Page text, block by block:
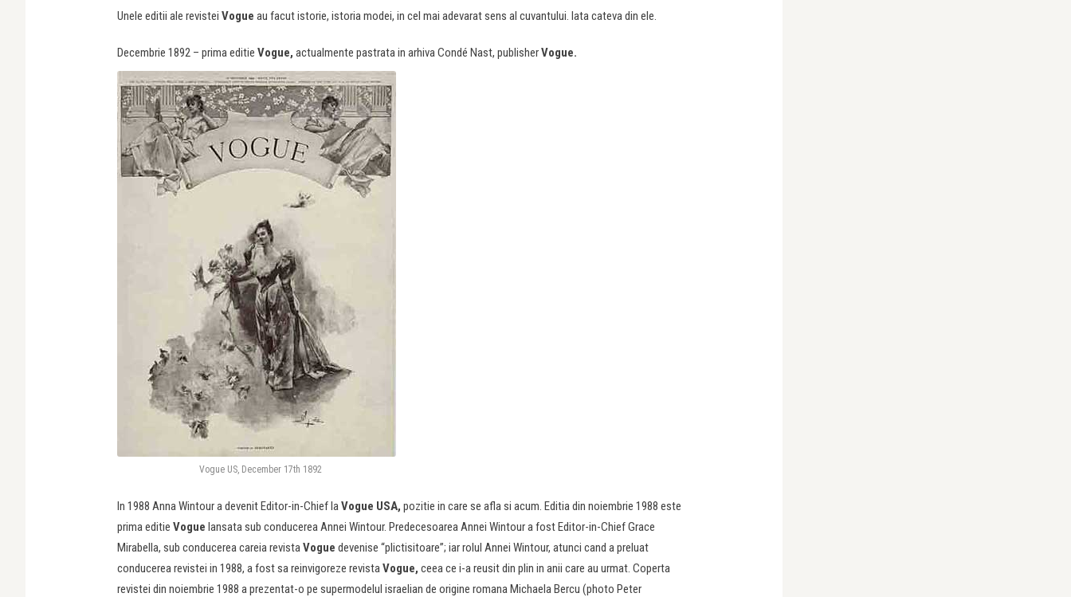
Unele editii ale revistei Vogue au facut istorie, istoria modei, in cel mai adevarat sens al cuvantului. Iata cateva din ele.
Decembrie 1892 – prima editie Vogue, actualmente pastrata in arhiva Condé Nast, publisherVogue.
Vogue US, December 17th 1892
In 1988 Anna Wintour a devenit Editor-in-Chief laVogue USA, pozitie in care se afla si acum. Editia din noiembrie 1988 este
prima editie Vogue lansata sub conducerea Annei Wintour. Predecesoarea Annei Wintour a fost Editor-in-Chief Grace
Mirabella, sub conducerea careia revistaVogue devenise “plictisitoare”; iar rolul Annei Wintour, atunci cand a preluat
conducerea revistei in 1988, a fost sa reinvigoreze revistaVogue, ceea ce i-a reusit din plin in anii care au urmat. Coperta
revistei din noiembrie 1988 a prezentat-o pe supermodelul israelian de origine romana Michaela Bercu (photo Peter